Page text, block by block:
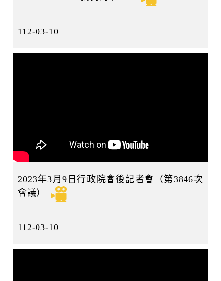
112-03-10
2023年3月9日行政院會後記者會（第3846次
會議）
112-03-10